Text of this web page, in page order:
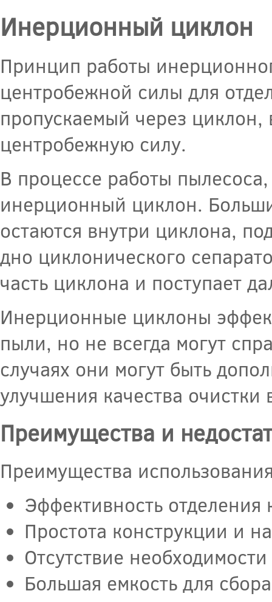
Инерционный циклон
Принцип работы
центробежной силы для
пропускаемый через
центробежную силу.
В процессе работы
инерционный циклон.
остаются внутри циклона,
дно циклонического
часть циклона и поступает
Инерционные циклоны
пыли, но не всегда могут
случаях они могут быть
улучшения качества очистки
Преимущества и
Преимущества
Эффективность
Простота конструкции и
Отсутствие
Большая емкость для